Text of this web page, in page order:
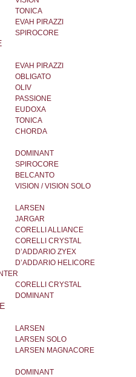
TONICA
EVAH PIRAZZI
SPIROCORE
EVAH PIRAZZI
OBLIGATO
OLIV
PASSIONE
EUDOXA
TONICA
CHORDA
DOMINANT
SPIROCORE
BELCANTO
VISION / VISION SOLO
LARSEN
JARGAR
CORELLI ALLIANCE
CORELLI CRYSTAL
D’ADDARIO ZYEX
D’ADDARIO HELICORE
CORELLI CRYSTAL
DOMINANT
LARSEN
LARSEN SOLO
LARSEN MAGNACORE
DOMINANT